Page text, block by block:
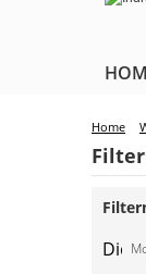
Home